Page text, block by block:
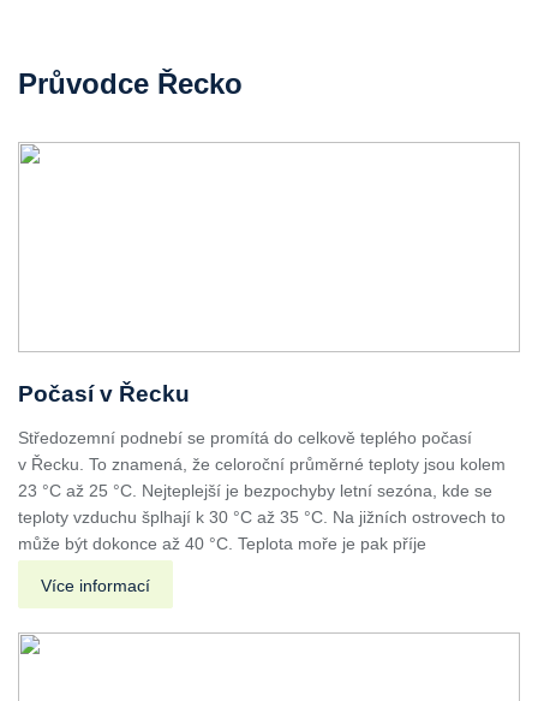
Průvodce Řecko
Počasí v Řecku
Středozemní podnebí se promítá do celkově teplého počasí
v Řecku. To znamená, že celoroční průměrné teploty jsou kolem
23 °C až 25 °C. Nejteplejší je bezpochyby letní sezóna, kde se
teploty vzduchu šplhají k 30 °C až 35 °C. Na jižních ostrovech to
může být dokonce až 40 °C. Teplota moře je pak příje
Více informací